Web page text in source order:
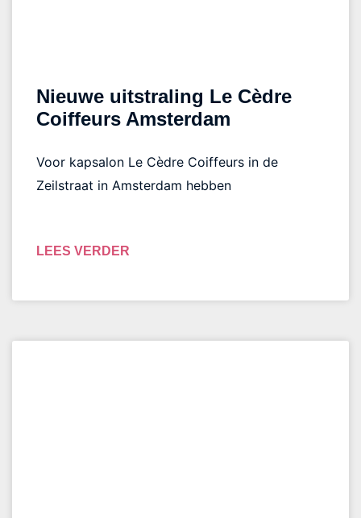
Nieuwe uitstraling Le Cèdre
Coiffeurs Amsterdam
Voor kapsalon Le Cèdre Coiffeurs in de
Zeilstraat in Amsterdam hebben
LEES VERDER